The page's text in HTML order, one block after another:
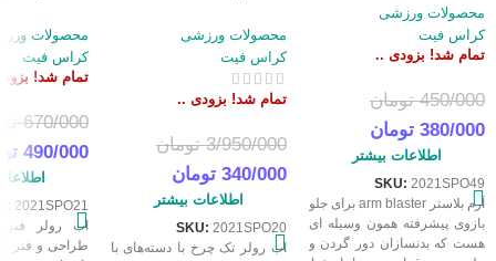
محصولات ورزشی
کراس فیت
تمام شد! بزودی ..
450/000 تومان
380/000 تومان
اطلاعات بیشتر
SKU: 2021SPO49
آرم بلاستر arm blaster برای جلو
بازوی پیشرفته همون وسیله ای
هست که بدنسازان دور گردن و
محصولات ورزشی
کراس فیت
تمام شد! بزودی ..
3/950/000 تومان
340/000 تومان
اطلاعات بیشتر
SKU: 2021SPO20
اب رولر تک چرخ با دسته‌های با
محصولات
کراس فیت
تمام شد!
670/000
490/000
2021SPO21
اب رولر
طراحی و فنر